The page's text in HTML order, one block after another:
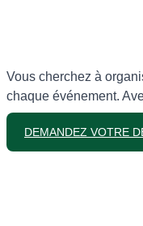
Vous cherchez à
chaque événement.
DEMANDEZ VOTRE